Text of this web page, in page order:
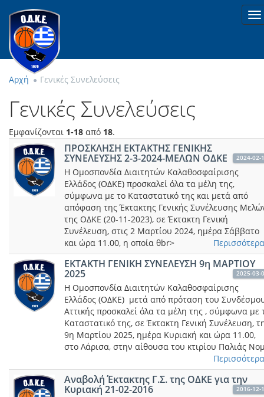
Αρχή Γενικές Συνελεύσεις
Γενικές Συνελεύσεις
Εμφανίζονται 1-18 από 18.
ΠΡΟΣΚΛΗΣΗ ΕΚΤΑΚΤΗΣ ΓΕΝΙΚΗΣ
ΣΥΝΕΛΕΥΣΗΣ 2-3-2024-ΜΕΛΩΝ ΟΔΚΕ 2024-02-
Η Ομοσπονδία Διαιτητών Καλαθοσφαίρισης
Ελλάδος (ΟΔΚΕ) προσκαλεί όλα τα μέλη της,
σύμφωνα με το Καταστατικό της και μετά από
απόφαση της Έκτακτης Γενικής Συνέλευσης
της ΟΔΚΕ (20-11-2023), σε Έκτακτη Γενική
Συνέλευση, στις 2 Μαρτίου 2024, ημέρα Σάββατο
και ώρα 11.00, η οποία θbr>
ΕKTAKTH ΓΕΝΙΚΗ ΣΥΝΕΛΕΥΣΗ 9η ΜΑΡΤΙΟΥ
2025 2025-03-
Η Ομοσπονδία Διαιτητών Καλαθοσφαίρισης
Ελλάδος (ΟΔΚΕ) μετά από πρόταση του
Αττικής προσκαλεί όλα τα μέλη της , σύμφωνα με
Καταστατικό της, σε Έκτακτη Γενική Συνέλευση,
9η Μαρτίου 2025, ημέρα Κυριακή και ώρα 11.00,
στο Λάρισα, στην αίθουσα του κτιρίου Παλιάς
Αναβολή Έκτακτης Γ.Σ. της ΟΔΚΕ για την
Κυριακή 21-02-2016 2016-12-